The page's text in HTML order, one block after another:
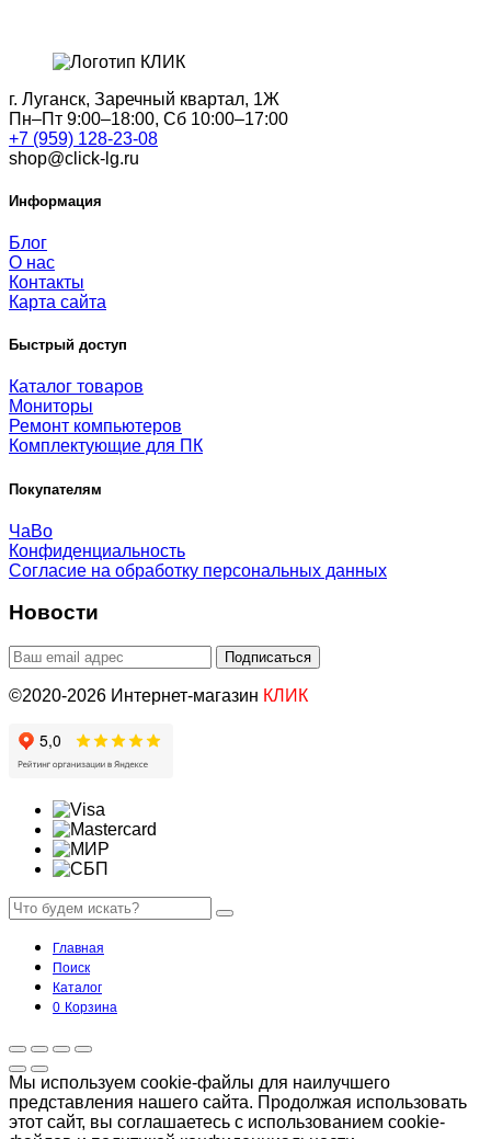
г. Луганск, Заречный квартал, 1Ж
Пн–Пт 9:00–18:00, Сб 10:00–17:00
+7 (959) 128-23-08
shop@click-lg.ru
Информация
Блог
О нас
Контакты
Карта сайта
Быстрый доступ
Каталог товаров
Мониторы
Ремонт компьютеров
Комплектующие для ПК
Покупателям
ЧаВо
Конфиденциальность
Согласие на обработку персональных данных
Новости
©2020-2026 Интернет-магазин КЛИК
Главная
Поиск
Каталог
0 Корзина
Мы используем cookie-файлы для наилучшего
представления нашего сайта. Продолжая использовать
этот сайт, вы соглашаетесь с использованием cookie-